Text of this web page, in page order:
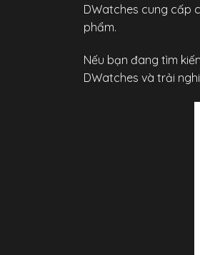
DWatches cung cấp
phẩm.
Nếu bạn đang tìm
DWatches và trải